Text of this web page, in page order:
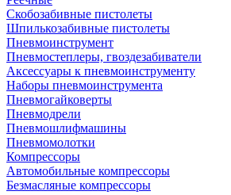
Скобозабивные пистолеты
Шпилькозабивные пистолеты
Пневмоинструмент
Пневмостеплеры, гвоздезабиватели
Аксессуары к пневмоинструменту
Наборы пневмоинструмента
Пневмогайковерты
Пневмодрели
Пневмошлифмашины
Пневмомолотки
Компрессоры
Автомобильные компрессоры
Безмасляные компрессоры